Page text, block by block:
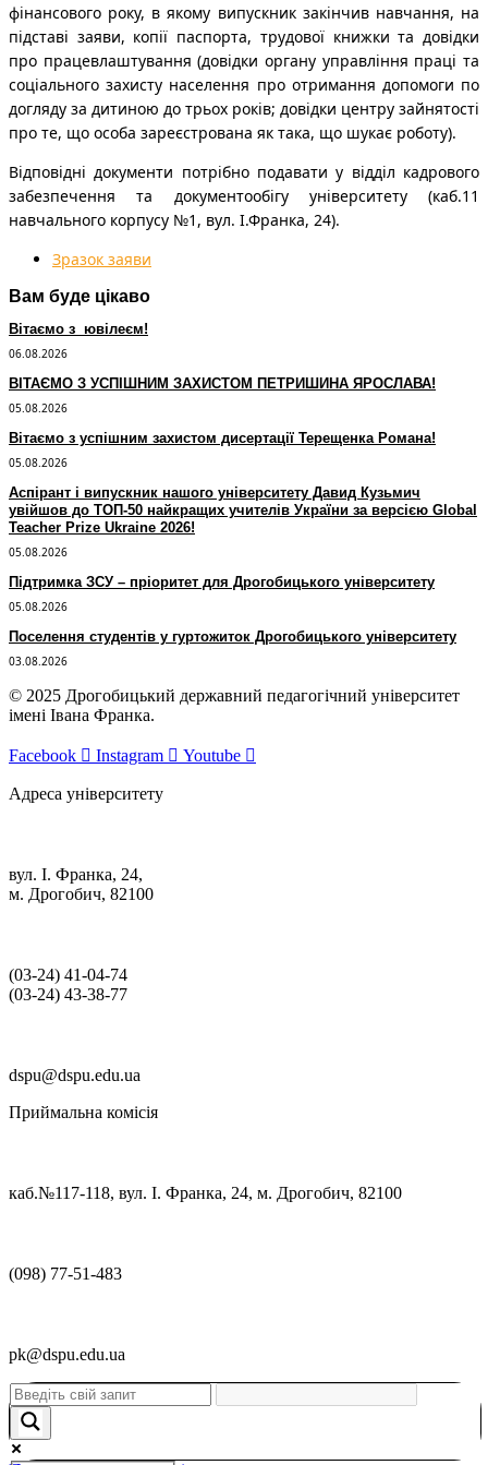
фінансового року, в якому випускник закінчив навчання, на
підставі заяви, копії паспорта, трудової книжки та довідки
про працевлаштування (довідки органу управління праці та
соціального захисту населення про отримання допомоги по
догляду за дитиною до трьох років; довідки центру зайнятості
про те, що особа зареєстрована як така, що шукає роботу).
Відповідні документи потрібно подавати у відділ кадрового
забезпечення та документообігу університету (каб.11
навчального корпусу №1, вул. І.Франка, 24).
Зразок заяви
Вам буде цікаво
Вітаємо з ювілеєм!
06.08.2026
ВІТАЄМО З УСПІШНИМ ЗАХИСТОМ ПЕТРИШИНА ЯРОСЛАВА!
05.08.2026
Вітаємо з успішним захистом дисертації Терещенка Романа!
05.08.2026
Аспірант і випускник нашого університету Давид Кузьмич
увійшов до ТОП-50 найкращих учителів України за версією Global
Teacher Prize Ukraine 2026!
05.08.2026
Підтримка ЗСУ – пріоритет для Дрогобицького університету
05.08.2026
Поселення студентів у гуртожиток Дрогобицького університету
03.08.2026
© 2025 Дрогобицький державний педагогічний університет
імені Івана Франка.
Facebook Instagram Youtube
Адреса університету
вул. І. Франка, 24,
м. Дрогобич, 82100
(03‑24) 41‑04‑74
(03‑24) 43‑38‑77
dspu@dspu.edu.ua
Приймальна комісія
каб.№117-118, вул. І. Франка, 24, м. Дрогобич, 82100
(098) 77-51-483
pk@dspu.edu.ua